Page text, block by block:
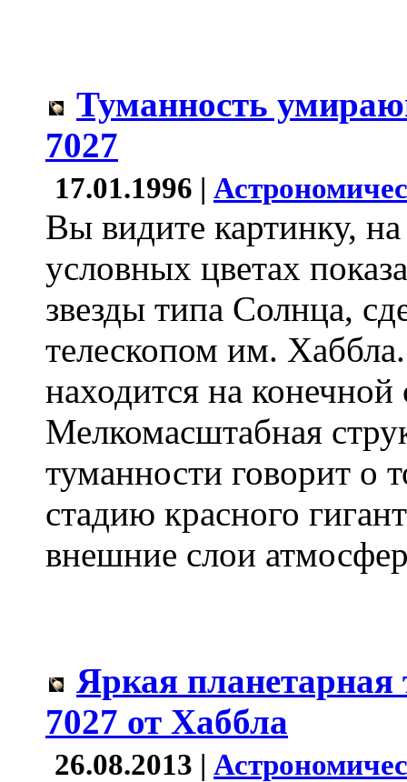
Туманность
7027
17.01.1996 |
Вы видите картинку,
условных цветах
звезды типа Солнца,
телескопом им.
находится на
Мелкомасштабная
туманности говорит о
стадию красного
внешние слои
Яркая планетарная
7027 от Хаббла
26.08.2013 |